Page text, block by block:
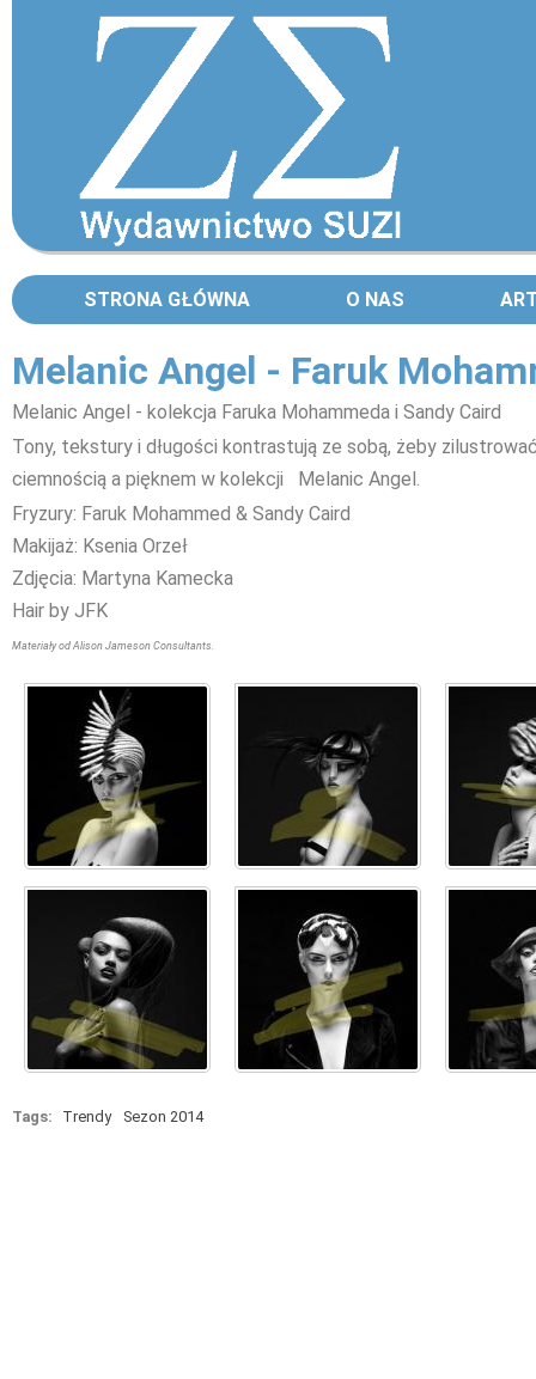
STRONA GŁÓWNA O NAS
Melanic Angel - Faruk
Melanic Angel - kolekcja Faruka Mohammeda i Sandy Caird
Tony, tekstury i długości kontrastują ze sobą, żeby
ciemnością a pięknem w kolekcji Melanic Angel.
Fryzury: Faruk Mohammed & Sandy Caird
Makijaż: Ksenia Orzeł
Zdjęcia: Martyna Kamecka
Hair by JFK
Materiały od Alison Jameson Consultants.
Tags: Trendy Sezon 2014